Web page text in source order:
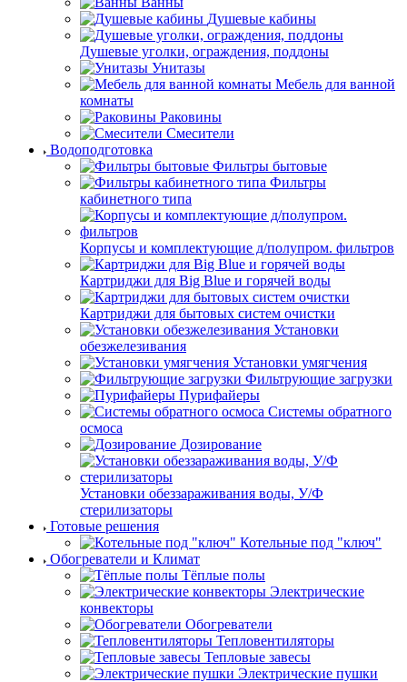
Душевые кабины
Душевые уголки, ограждения, поддоны
Унитазы
Мебель для ванной
комнаты
Раковины
Смесители
Водоподготовка
Фильтры бытовые
Фильтры
кабинетного типа
Корпусы и комплектующие д/полупром. фильтров
Картриджи для Big Blue и горячей воды
Картриджи для бытовых систем очистки
Установки
обезжелезивания
Установки умягчения
Фильтрующие загрузки
Пурифайеры
Системы обратного
осмоса
Дозирование
Установки обеззараживания воды, У/Ф
стерилизаторы
Готовые решения
Котельные под "ключ"
Обогреватели и Климат
Тёплые полы
Электрические
конвекторы
Обогреватели
Тепловентиляторы
Тепловые завесы
Электрические пушки